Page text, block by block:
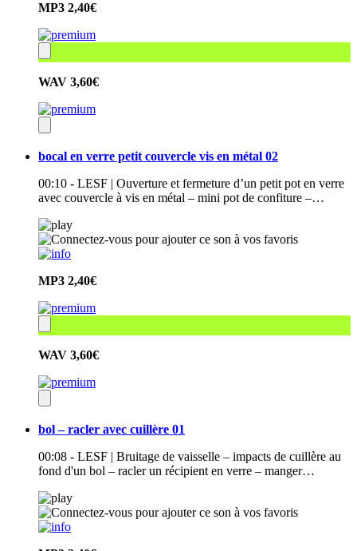
MP3 2,40€
WAV 3,60€
bocal en verre petit couvercle vis en métal 02
00:10 - LESF | Ouverture et fermeture d’un petit pot en verre
avec couvercle à vis en métal – mini pot de confiture –…
MP3 2,40€
WAV 3,60€
bol – racler avec cuillère 01
00:08 - LESF | Bruitage de vaisselle – impacts de cuillère au
fond d'un bol – racler un récipient en verre – manger…